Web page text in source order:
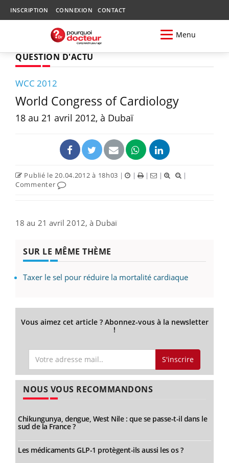
INSCRIPTION CONNEXION CONTACT
Menu
QUESTION D'ACTU
WCC 2012
World Congress of Cardiology
18 au 21 avril 2012, à Dubaï
Publié le 20.04.2012 à 18h03 | | | |
|
Commenter
18 au 21 avril 2012, à Dubaï
SUR LE MÊME THÈME
Taxer le sel pour réduire la mortalité cardiaque
Vous aimez cet article ? Abonnez-vous à la newsletter
!
S'inscrire
NOUS VOUS RECOMMANDONS
Chikungunya, dengue, West Nile : que se passe-t-il dans le
sud de la France ?
Les médicaments GLP-1 protègent-ils aussi les os ?